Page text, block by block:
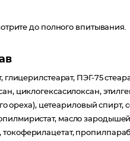
до полного впитывания.
ПЭГ-75
циклогексасилоксан,
ореха), цетеариловый
масло